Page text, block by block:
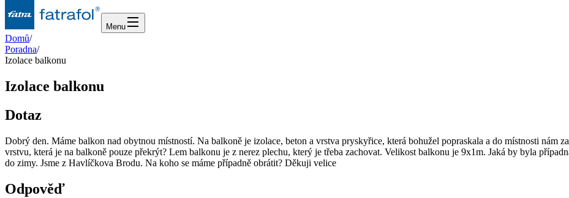
Menu
Domů/
Poradna/
Izolace balkonu
Izolace balkonu
Dotaz
Dobrý den. Máme balkon nad obytnou místností. Na balkoně je izolace, beton a vrstva pryskyřice, která bohužel popraskala a do místnosti nám
vrstvu, která je na balkoně pouze překrýt? Lem balkonu je z nerez plechu, který je třeba zachovat. Velikost balkonu je 9x1m. Jaká by byla
do zimy. Jsme z Havlíčkova Brodu. Na koho se máme případně obrátit? Děkuji velice
Odpověď